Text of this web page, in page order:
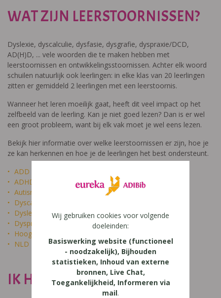
WAT ZIJN LEERSTOORNISSEN?
Dyslexie, dyscalculie, dysfasie, dysgrafie, dyspraxie/DCD,
AD(H)D, ... vele woorden die te maken hebben met
leerstoornissen en ontwikkelingsstoornissen. Achter elk woord
schuilen natuurlijk ook leerlingen: in elke klas van 20 leerlingen
zitten er gemiddeld 2 leerlingen met een leerstoornis.
Wanneer het leren moeilijk gaat, heeft dit veel impact op het
zelfbeeld van de leerling. Kan je niet goed lezen? Dan is er wel
een groot probleem, want bij elk vak moet je wel eens lezen.
Bekijk hier informatie over welke leerstoornissen er zijn, hoe je
ze kan herkennen en hoe je de leerlingen het best ondersteunt.
ADD
ADHD
Autisme
Dyscalculie
Dyslexie
Dyspraxie
Hoogbegaafdheid
NLD
IK HEET NIET DOM
Wij gebruiken cookies voor volgende
doeleinden:
Basiswerking website (functioneel
- noodzakelijk), Bijhouden
statistieken, Inhoud van externe
bronnen, Live Chat,
Toegankelijkheid, Informeren via
mail.